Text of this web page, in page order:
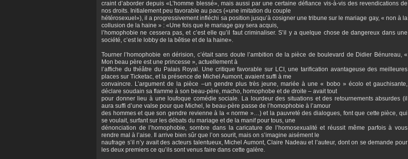
craint d’aborder depuis «L’homme blessé», mais aussi par une certaine défiance vis-à-vis des revendications de
nos droits. Initialement peu favorable au pacs («une imitation du couple
hétérosexuel»), il a progressivement infléchi sa position jusqu’à cosigner une tribune sur le mariage gay, « non à la
collusion de la haine » : «Une fois que le mariage gay sera acquis,
l’homophobie ne cessera pas, et c’est elle qu’il faut criminaliser. S’il y a quelque chose de dangereux dans une
société, c’est le lobby de la bêtise et de la haine».
Tourner l’homophobie en dérision, c’était sans doute l’ambition de la pièce de boulevard de Didier Bénureau, «
Mon beau père est une princesse », actuellement à
l’affiche du théâtre du Palais Royal. Une critique favorable sur LCI, une tarification avantageuse des meilleures
places sur Ticketac, et la présence de Michel Aumont, avaient suffi à me
convaincre. L’argument de la pièce –un gendre plus très jeune, mariée à une « bobo » écolo et gauchisante,
déclare soudain sa flamme à son beau-père, macho, homophobe et de droite – avait tout
pour donner lieu à une loufoque comédie sociale. La lourdeur des situations et des retournements absurdes (il
aura suffi d’une valse pour que Michel, le beau-père passe de l’homophobie à l’amour
des hommes et que son gendre revienne à la « norme »…) et la pauvreté des dialogues, font que cette pièce, qui
se voulait, surfant sur les débats du mariage et de la manif pour tous, une
dénonciation de l’homophobie, sombre dans la caricature de l’homosexualité et réussit même parfois à vous
rendre mal à l’aise. Il arrive bien sûr que l’on sourit, mais on s’imagine aisément le
naufrage s’il n’y avait des acteurs talentueux, Michel Aumont, Claire Nadeau et l’auteur, dont on se demande pour
les deux premiers ce qu’ils sont venus faire dans cette galère.